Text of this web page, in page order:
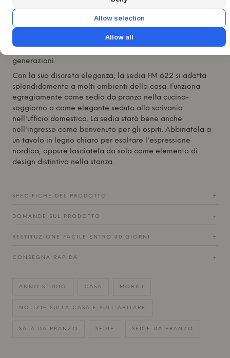
impiallacciatura di rovere curvato. La finitura verniciata a
polvere offre una superficie resistente all'usura che
sottolinea l'estetica minimalista e la solida qualità della
sedia. L'artigianato dietro la sedia FM 622 testimonia una
generazioni.
Con la sua discreta eleganza, la sedia FM 622 si adatta
splendidamente a molti ambienti della casa. Funziona
egregiamente come sedia da pranzo nella cucina-
soggiorno o come elegante seduta alla scrivania
nell'ufficio domestico. La sedia starà bene anche
nell'ingresso come benvenuto per gli ospiti. Abbinatela a
un tavolo in legno chiaro per esaltare l'espressione
nordica, oppure lasciatela da sola come elemento di
design distintivo nella stanza.
SPECIFICHE DEL PRODOTTO +
DOMANDE SUL PRODOTTO +
RESTITUZIONE FACILE ENTRO 30 GIORNI +
CONSEGNA RAPIDA +
ANNO STUDIO CASA MOBILI
NOTIZIE SULLA CASA E SULL'ABITARE
SALA DA PRANZO SEDIE SEDIE DA PRANZO
Allow selection
Allow all